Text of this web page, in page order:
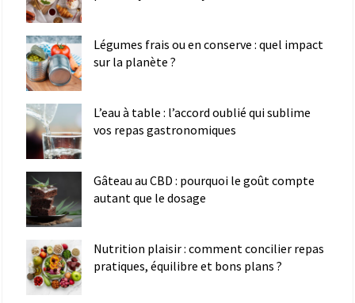
Légumes frais ou en conserve : quel impact
sur la planète ?
L’eau à table : l’accord oublié qui sublime
vos repas gastronomiques
Gâteau au CBD : pourquoi le goût compte
autant que le dosage
Nutrition plaisir : comment concilier repas
pratiques, équilibre et bons plans ?